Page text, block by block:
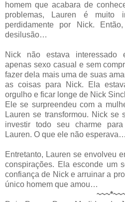
homem que acabara de
problemas, Lauren é muito
perdidamente por Nick.
desilusão…
Nick não estava interessado
apenas sexo casual e sem
fazer dela mais uma de suas
as coisas para Nick. Ela
orgulho e ficar longe de Nick
Ele se surpreendeu com a
Lauren se transformou. Nick se
investir todo seu charme
Lauren. O que ele não
Entretanto, Lauren se envolveu
conspirações. Ela esconde um
confiança de Nick e arruinar a
único homem que amou…